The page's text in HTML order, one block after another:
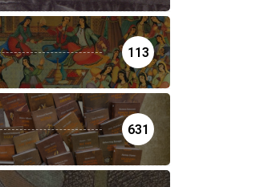
113
631